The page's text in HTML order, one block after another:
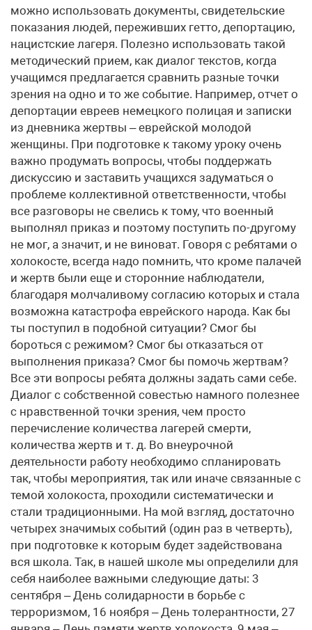
можно использовать документы, свидетельские
показания людей, переживших гетто, депортацию,
нацистские лагеря. Полезно использовать такой
методический прием, как диалог текстов, когда
учащимся предлагается сравнить разные точки
зрения на одно и то же событие. Например, отчет о
депортации евреев немецкого полицая и записки
из дневника жертвы – еврейской молодой
женщины. При подготовке к такому уроку очень
важно продумать вопросы, чтобы поддержать
дискуссию и заставить учащихся задуматься о
проблеме коллективной ответственности, чтобы
все разговоры не свелись к тому, что военный
выполнял приказ и поэтому поступить по-другому
не мог, а значит, и не виноват. Говоря с ребятами о
холокосте, всегда надо помнить, что кроме палачей
и жертв были еще и сторонние наблюдатели,
благодаря молчаливому согласию которых и стала
возможна катастрофа еврейского народа. Как бы
ты поступил в подобной ситуации? Смог бы
бороться с режимом? Смог бы отказаться от
выполнения приказа? Смог бы помочь жертвам?
Все эти вопросы ребята должны задать сами себе.
Диалог с собственной совестью намного полезнее
с нравственной точки зрения, чем просто
перечисление количества лагерей смерти,
количества жертв и т. д. Во внеурочной
деятельности работу необходимо спланировать
так, чтобы мероприятия, так или иначе связанные с
темой холокоста, проходили систематически и
стали традиционными. На мой взгляд, достаточно
четырех значимых событий (один раз в четверть),
при подготовке к которым будет задействована
вся школа. Так, в нашей школе мы определили для
себя наиболее важными следующие даты: 3
сентября – День солидарности в борьбе с
терроризмом, 16 ноября – День толерантности, 27